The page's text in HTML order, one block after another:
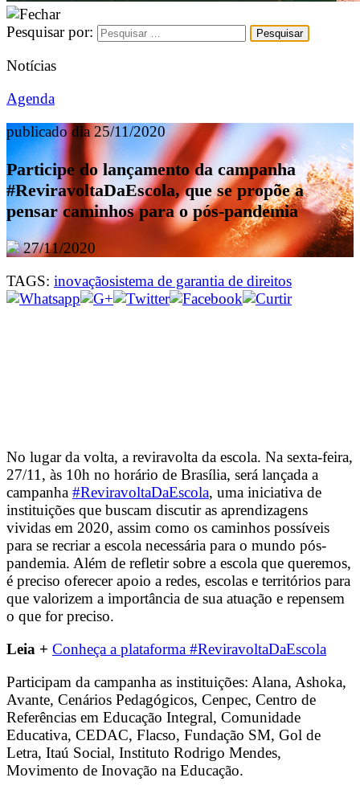
Pesquisar por:
Notícias
Agenda
publicado dia 25/11/2020
Participe do lançamento da campanha
#ReviravoltaDaEscola, que se propõe a
pensar caminhos para o pós-pandemia
27/11/2020
TAGS: inovaçãosistema de garantia de direitos
No lugar da volta, a reviravolta da escola. Na sexta-feira,
27/11, às 10h no horário de Brasília, será lançada a
campanha #ReviravoltaDaEscola, uma iniciativa de
instituições que buscam discutir as aprendizagens
vividas em 2020, assim como os caminhos possíveis
para se recriar a escola necessária para o mundo pós-
pandemia. Além de refletir sobre a escola que queremos,
é preciso oferecer apoio a redes, escolas e territórios para
que valorizem a importância de sua atuação e repensem
o que for preciso.
Leia + Conheça a plataforma #ReviravoltaDaEscola
Participam da campanha as instituições: Alana, Ashoka,
Avante, Cenários Pedagógicos, Cenpec, Centro de
Referências em Educação Integral, Comunidade
Educativa, CEDAC, Flacso, Fundação SM, Gol de
Letra, Itaú Social, Instituto Rodrigo Mendes,
Movimento de Inovação na Educação.